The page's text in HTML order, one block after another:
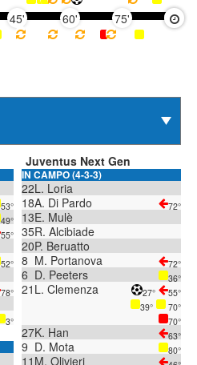
45' 60' 75' 90'
53°
49°
55°
52°
78°
3°
Juventus Next Gen
IN CAMPO (4-3-3)
22L. Loria
18A. Di Pardo 72°
13E. Mulè
35R. Alcibiade
20P. Beruatto
8 M. Portanova 72°
6 D. Peeters 36°
21 L. Clemenza 27°
55°
39°
70°
70°
27K. Han 63°
9 D. Mota 80°
11 M. Olivieri